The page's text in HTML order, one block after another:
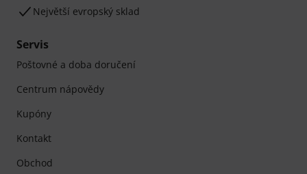
Největší evropský sklad
Servis
Poštovné a doba doručení
Centrum nápovědy
Kupóny
Kontakt
Obchod